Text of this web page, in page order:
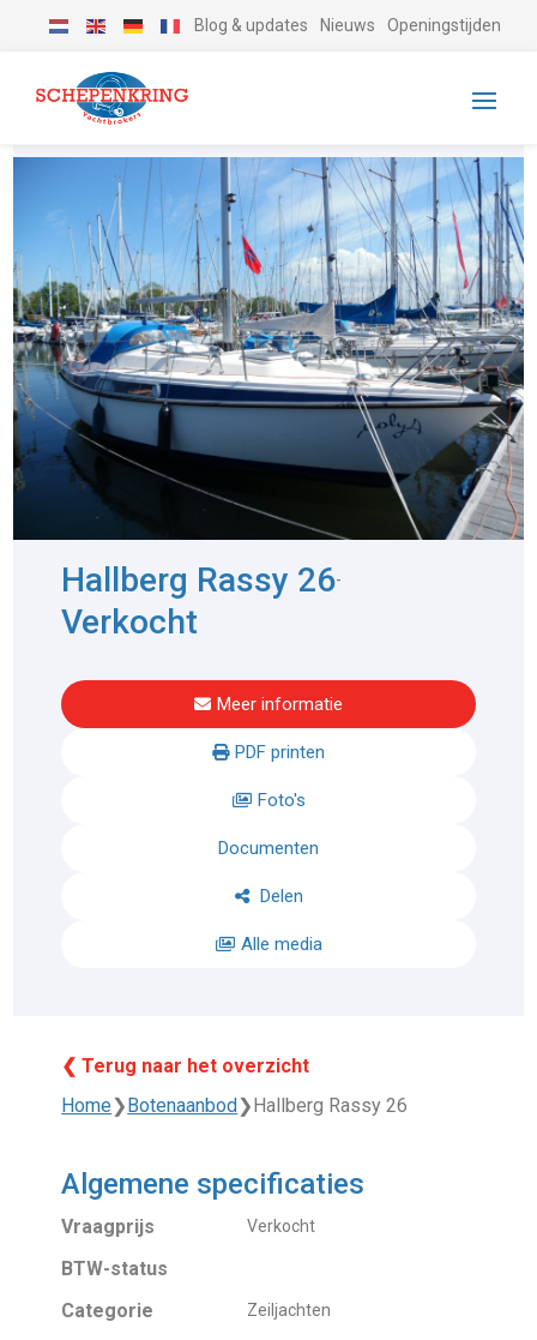
Blog & updates Nieuws Openingstijden
Hallberg Rassy 26-
Verkocht
Meer informatie
PDF printen
Foto's
Documenten
Delen
Alle media
❮ Terug naar het overzicht
Home❯ Botenaanbod ❯ Hallberg Rassy 26
Algemene specificaties
Vraagprijs Verkocht
BTW-status
Categorie
Zeiljachten